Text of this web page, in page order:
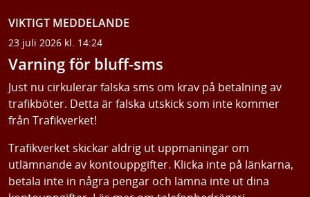
VIKTIGT MEDDELANDE
23 juli 2026 kl. 14:24
Varning för bluff-sms
Just nu cirkulerar falska sms om krav på betalning av
trafikböter. Detta är falska utskick som inte kommer
från Trafikverket!
Trafikverket skickar aldrig ut uppmaningar om
utlämnande av kontouppgifter. Klicka inte på länkarna,
betala inte in några pengar och lämna inte ut dina